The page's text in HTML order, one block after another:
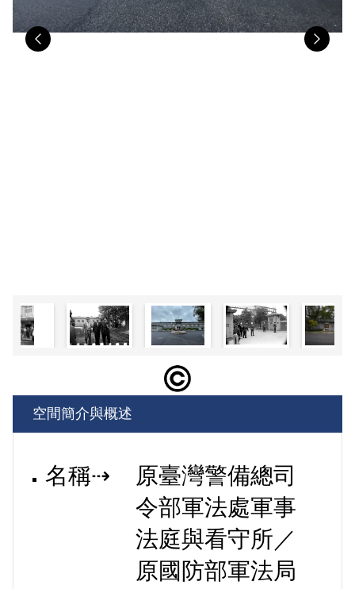
空間簡介與概述
名稱⇢
原臺灣警備總司
令部軍法處軍事
法庭與看守所／
原國防部軍法局